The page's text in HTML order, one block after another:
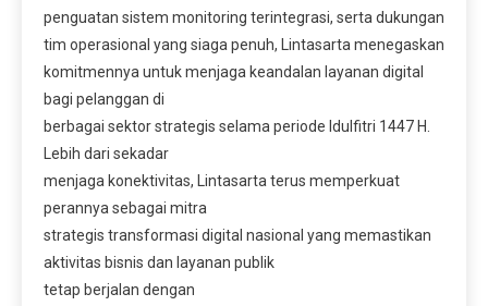
penguatan sistem monitoring terintegrasi, serta dukungan
tim operasional yang siaga penuh, Lintasarta menegaskan
komitmennya untuk menjaga keandalan layanan digital
bagi pelanggan di
berbagai sektor strategis selama periode Idulfitri 1447 H.
Lebih dari sekadar
menjaga konektivitas, Lintasarta terus memperkuat
perannya sebagai mitra
strategis transformasi digital nasional yang memastikan
aktivitas bisnis dan layanan publik
tetap berjalan dengan